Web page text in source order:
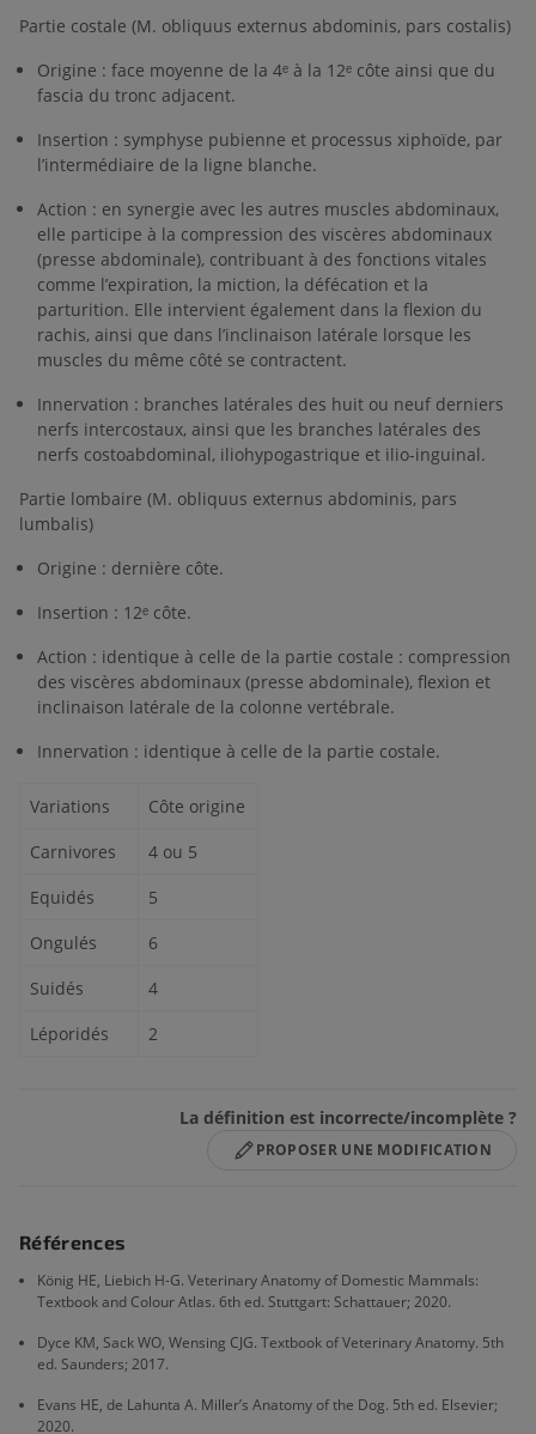
Partie costale (M. obliquus externus abdominis, pars costalis)
Origine : face moyenne de la 4ᵉ à la 12ᵉ côte ainsi que du
fascia du tronc adjacent.
Insertion : symphyse pubienne et processus xiphoïde, par
l’intermédiaire de la ligne blanche.
Action : en synergie avec les autres muscles abdominaux,
elle participe à la compression des viscères abdominaux
(presse abdominale), contribuant à des fonctions vitales
comme l’expiration, la miction, la défécation et la
parturition. Elle intervient également dans la flexion du
rachis, ainsi que dans l’inclinaison latérale lorsque les
muscles du même côté se contractent.
Innervation : branches latérales des huit ou neuf derniers
nerfs intercostaux, ainsi que les branches latérales des
nerfs costoabdominal, iliohypogastrique et ilio-inguinal.
Partie lombaire (M. obliquus externus abdominis, pars
lumbalis)
Origine : dernière côte.
Insertion : 12ᵉ côte.
Action : identique à celle de la partie costale : compression
des viscères abdominaux (presse abdominale), flexion et
inclinaison latérale de la colonne vertébrale.
Innervation : identique à celle de la partie costale.
Variations
Côte origine
Carnivores
4 ou 5
Equidés
5
Ongulés
6
Suidés
4
Léporidés
2
La définition est incorrecte/incomplète ?
PROPOSER UNE MODIFICATION
Références
König HE, Liebich H-G. Veterinary Anatomy of Domestic Mammals:
Textbook and Colour Atlas. 6th ed. Stuttgart: Schattauer; 2020.
Dyce KM, Sack WO, Wensing CJG. Textbook of Veterinary Anatomy. 5th
ed. Saunders; 2017.
Evans HE, de Lahunta A. Miller’s Anatomy of the Dog. 5th ed. Elsevier;
2020.